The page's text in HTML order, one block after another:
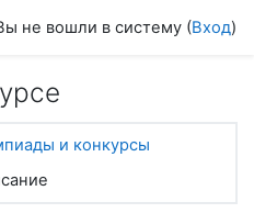
не вошли в систему (Вход)
и конкурсы